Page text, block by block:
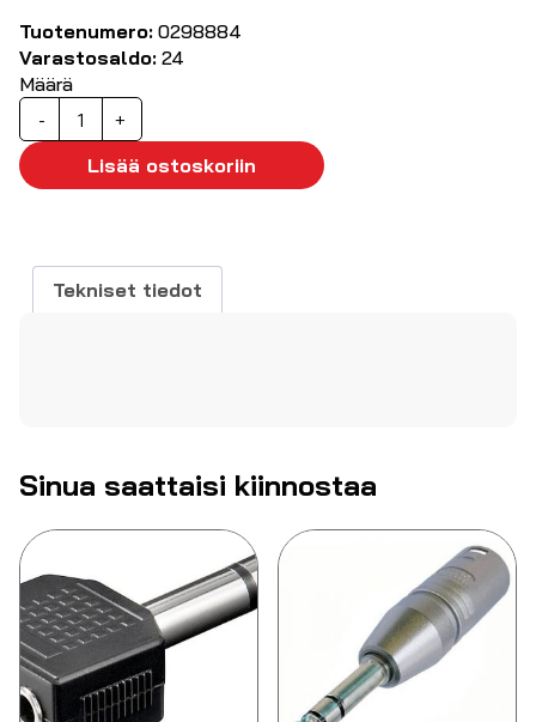
Tuotenumero: 0298884
Varastosaldo: 24
Määrä
-
Mono
audiosovitin,
3,5mm
uros/6,3mm
+
Lisää ostoskoriin
Tekniset tiedot
Sinua saattaisi kiinnostaa